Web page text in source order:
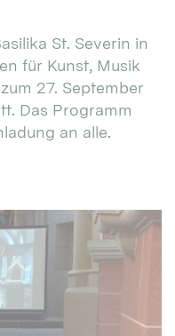
St. Severin in
für Kunst, Musik
27. September
Das Programm
an alle.